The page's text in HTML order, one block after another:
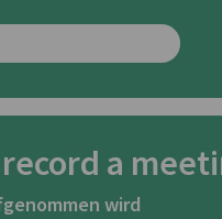
a
wird